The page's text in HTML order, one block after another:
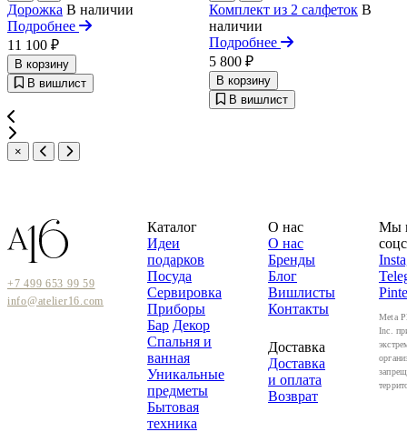
Дорожка В наличии
Подробнее
11 100 ₽
В корзину
В вишлист
Комплект из 2 салфеток В
наличии
Подробнее
5 800 ₽
В корзину
В вишлист
×
+7 499 653 99 59
info@atelier16.com
Каталог
Идеи
подарков
Посуда
Сервировка
Приборы
Бар Декор
Спальня и
ванная
Уникальные
предметы
Бытовая
техника
О нас
О нас
Бренды
Блог
Вишлисты
Контакты
Доставка
Доставка
и оплата
Возврат
Мы
Meta
Inc.